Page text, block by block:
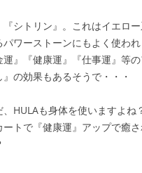
シトリン』。これはイエロ
ワーストーンにもよく使わ
』『健康運』『仕事運』等
の効果もあるそうで・・・
、HULAも身体を使いますよ
ートで『健康運』アップで癒